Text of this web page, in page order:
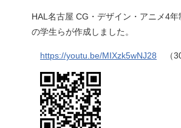
HAL名古屋 CG・デザイン・アニメ4
の学生らが作成しました。
https://youtu.be/MIXzk5wNJ28 （30